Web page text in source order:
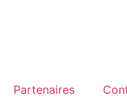
Partenaires